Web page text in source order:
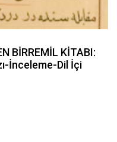
BİRREMİL KİTABI:
İnceleme-Dil İçi